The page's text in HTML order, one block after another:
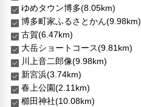
ゆめタウン博多(8.05km)
博多町家ふるさとかん(9.98km)
古賀(6.47km)
大岳ショートコース(9.81km)
川上音二郎像(9.98km)
新宮浜(3.74km)
春上公園(2.11km)
櫛田神社(10.08km)